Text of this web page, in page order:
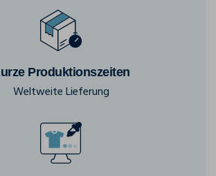
Produktionszeiten
Weltweite Lieferung